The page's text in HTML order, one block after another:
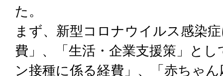
た。
まず、新型コロナウイルス感染
費」、「生活・企業支援策」と
ン接種に係る経費」、「赤ちゃ